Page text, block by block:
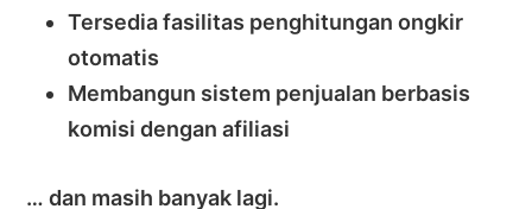
Tersedia fasilitas penghitungan ongkir
otomatis
Membangun sistem penjualan berbasis
komisi dengan afiliasi
… dan masih banyak lagi.